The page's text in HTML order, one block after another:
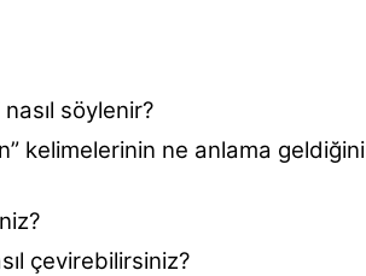
söylenir?
kelimelerinin ne anlama geldiğini
çevirebilirsiniz?